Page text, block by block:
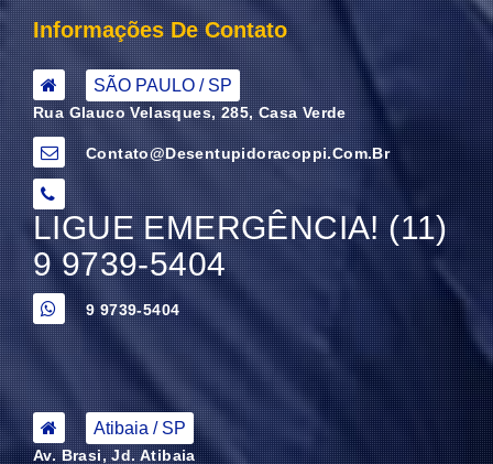
Informações De Contato
SÃO PAULO / SP
Rua Glauco Velasques, 285, Casa Verde
Contato@desentupidoracoppi.com.br
LIGUE EMERGÊNCIA! (11)
9 9739-5404
9 9739-5404
Atibaia / SP
Av. Brasi, Jd. Atibaia